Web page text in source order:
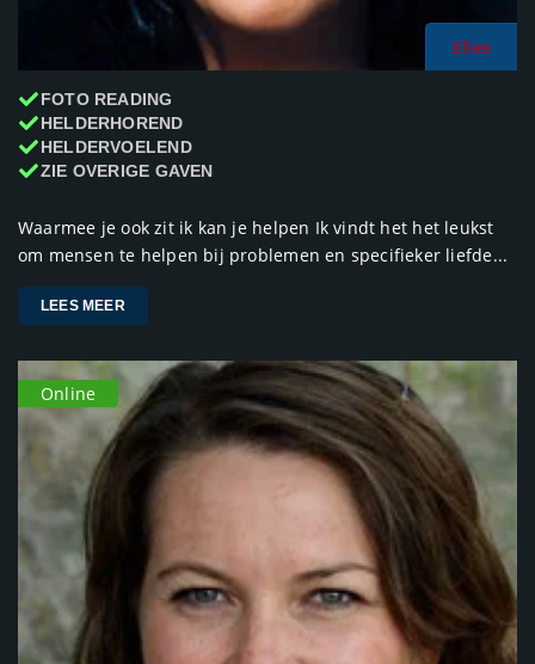
Elies
FOTO READING
HELDERHOREND
HELDERVOELEND
ZIE OVERIGE GAVEN
Waarmee je ook zit ik kan je helpen Ik vindt het het leukst
om mensen te helpen bij problemen en specifieker liefde...
LEES MEER
Online